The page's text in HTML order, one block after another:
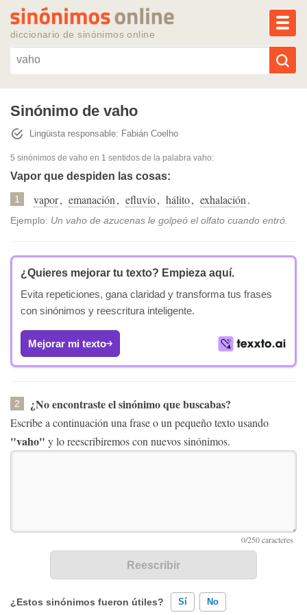
diccionario de sinónimos online
Reescribir texto con IA
Sinónimos populares
Temas populares
Temas recientes
Sinónimo de vaho
Lingüista responsable: Fabián Coelho
5 sinónimos de vaho en 1 sentidos de la palabra vaho:
Vapor que despiden las cosas:
1 vapor, emanación, efluvio, hálito, exhalación.
Ejemplo: Un vaho de azucenas le golpeó el olfato cuando entró.
¿Quieres mejorar tu texto? Empieza aquí.
Evita repeticiones, gana claridad y transforma tus frases
con sinónimos y reescritura inteligente.
Mejorar mi texto
2 ¿No encontraste el sinónimo que buscabas?
Escribe a continuación una frase o un pequeño texto usando
"vaho" y lo reescribiremos con nuevos sinónimos.
¿Estos sinónimos fueron útiles? Sí No